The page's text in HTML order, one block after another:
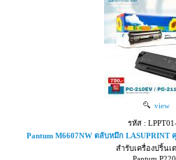
view
รหัส :
Pantum M6607NW ตลับหมึก LASUPRINT
สำรับเครื่องปริ้นเ